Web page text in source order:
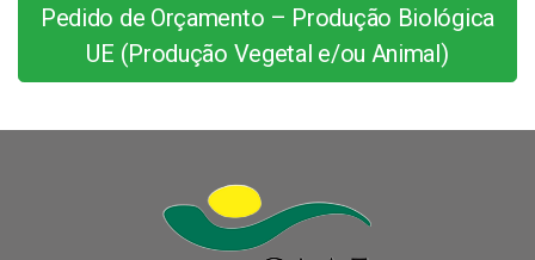
Pedido de Orçamento – Produção Biológica
UE (Produção Vegetal e/ou Animal)